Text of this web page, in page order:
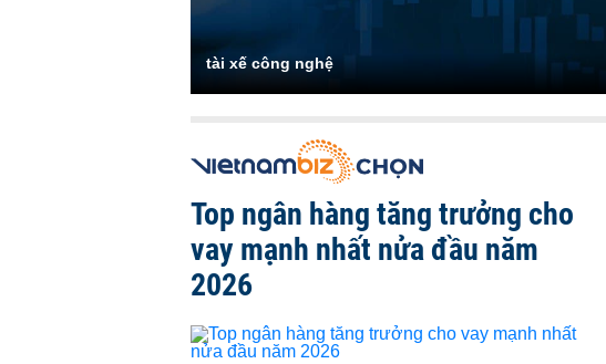
tài xế công nghệ
Top ngân hàng tăng trưởng cho
vay mạnh nhất nửa đầu năm
2026